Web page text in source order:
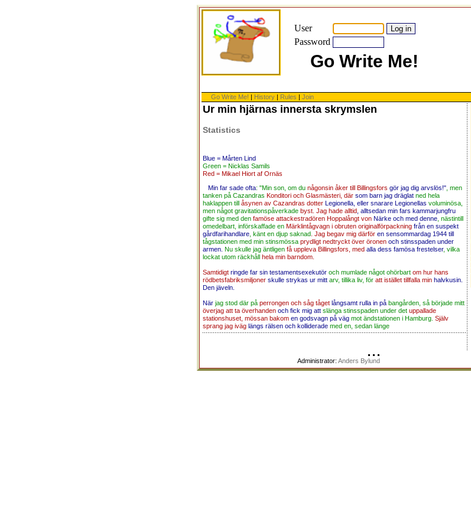
User
Password
Go Write Me!
Go Write Me! | History | Rules | Join
Ur min hjärnas innersta skrymslen
Statistics
Blue = Mårten Lind
Green = Nicklas Samils
Red = Mikael Hiort af Ornäs
Min far sade ofta: "Min son, om du någonsin åker till Billingsfors gör jag dig arvslös!" , men
tanken på Cazandras Konditori och Glasmästeri, där som barn jag dräglat ned hela
haklappen till åsynen av Cazandras dotter Legionella, eller snarare Legionellas voluminösa,
men något gravitationspåverkade byst. Jag hade alltid , alltsedan min fars kammarjungfru
gifte sig med den famöse attackestradören Hoppalångt von Närke och med denne , nästintill
omedelbart, införskaffade en Märklintågvagn i obruten originalförpackning från en suspekt
gårdfarihandlare , känt en djup saknad . Jag begav mig därför en sensommardag 1944 till
tågstationen med min stinsmössa prydligt nedtryckt över öronen och stinsspaden under
armen. Nu skulle jag äntligen få uppleva Billingsfors, med alla dess famösa frestelser, vilka
lockat utom räckhåll hela min barndom.
Samtidigt ringde far sin testamentsexekutör och mumlade något ohörbart om hur hans
rödbetsfabriksmiljoner skulle strykas ur mitt arv, tillika liv, för att istället tillfalla min halvkusin.
Den jäveln.
När jag stod där på perrongen och såg tåget långsamt rulla in på bangården, så började mitt
överjag att ta överhanden och fick mig att slänga stinsspaden under det uppallade
stationshuset, mössan bakom en godsvagn på väg mot ändstationen i Hamburg. Själv
sprang jag iväg längs rälsen och kolliderade med en, sedan länge
Administrator: Anders Bylund